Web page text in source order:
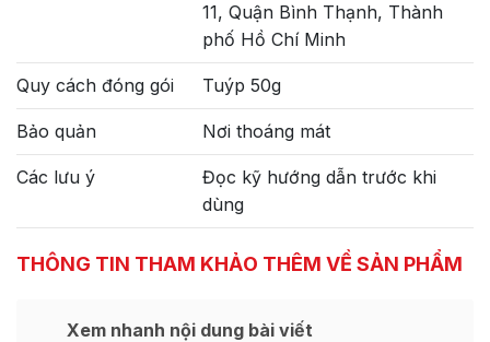
11, Quận Bình Thạnh, Thành
phố Hồ Chí Minh
Quy cách đóng gói Tuýp 50g
Bảo quản Nơi thoáng mát
Các lưu ý
Đọc kỹ hướng dẫn trước khi
dùng
THÔNG TIN THAM KHẢO THÊM VỀ SẢN PHẨM
Xem nhanh nội dung bài viết